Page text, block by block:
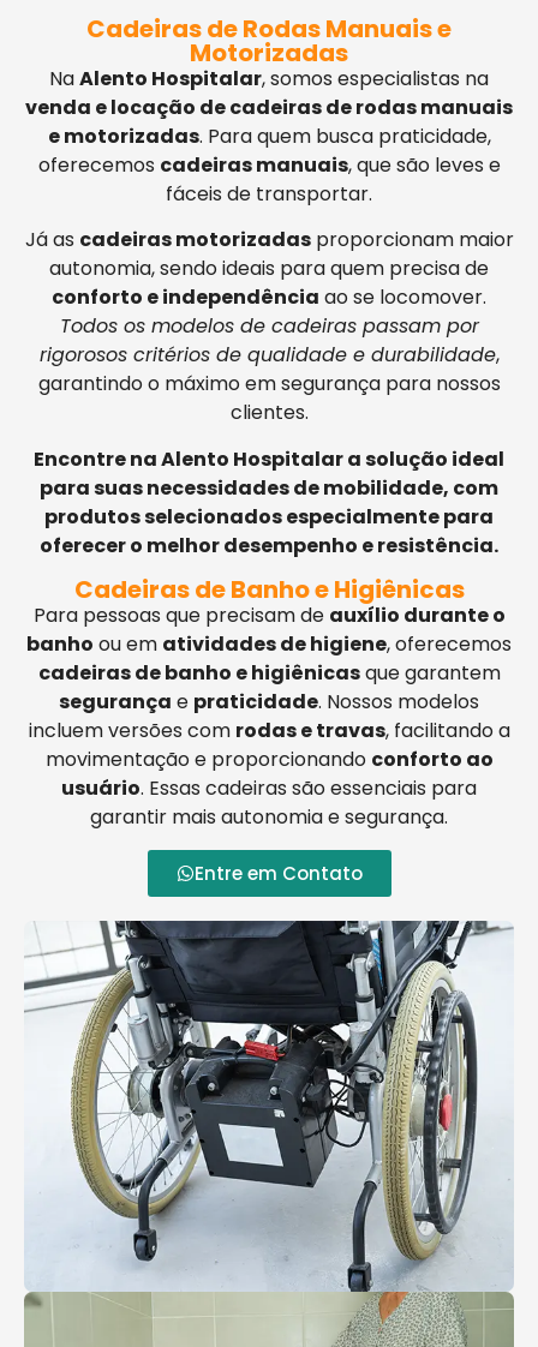
Cadeiras de Rodas Manuais e
Motorizadas
NaAlento Hospitalar, somos especialistas na
venda e locação de cadeiras de rodas manuais
e motorizadas. Para quem busca praticidade,
oferecemos cadeiras manuais, que são leves e
fáceis de transportar.
Já as cadeiras motorizadasproporcionam maior
autonomia, sendo ideais para quem precisa de
conforto e independência ao se locomover.
Todos os modelos de cadeiras passam por
rigorosos critérios de qualidade e durabilidade,
garantindo o máximo em segurança para nossos
clientes.
Encontre na Alento Hospitalar a solução ideal
para suas necessidades de mobilidade, com
produtos selecionados especialmente para
oferecer o melhor desempenho e resistência.
Cadeiras de Banho e Higiênicas
Para pessoas que precisam de auxílio durante o
banho ou em atividades de higiene, oferecemos
cadeiras de banho e higiênicasque garantem
segurança e praticidade. Nossos modelos
incluem versões com rodas e travas, facilitando a
movimentação e proporcionando conforto ao
usuário. Essas cadeiras são essenciais para
garantir mais autonomia e segurança.
Entre em Contato